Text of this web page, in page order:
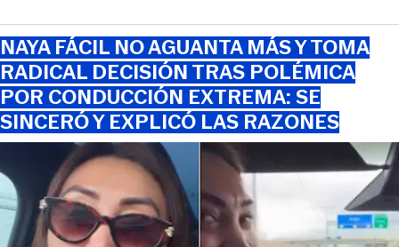
NAYA FÁCIL NO AGUANTA MÁS Y TOMA
RADICAL DECISIÓN TRAS POLÉMICA
POR CONDUCCIÓN EXTREMA: SE
SINCERÓ Y EXPLICÓ LAS RAZONES